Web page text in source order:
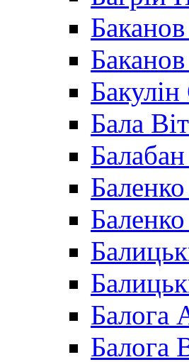
Баканов
Бала
Балабан
Баленко
Балога
Балога